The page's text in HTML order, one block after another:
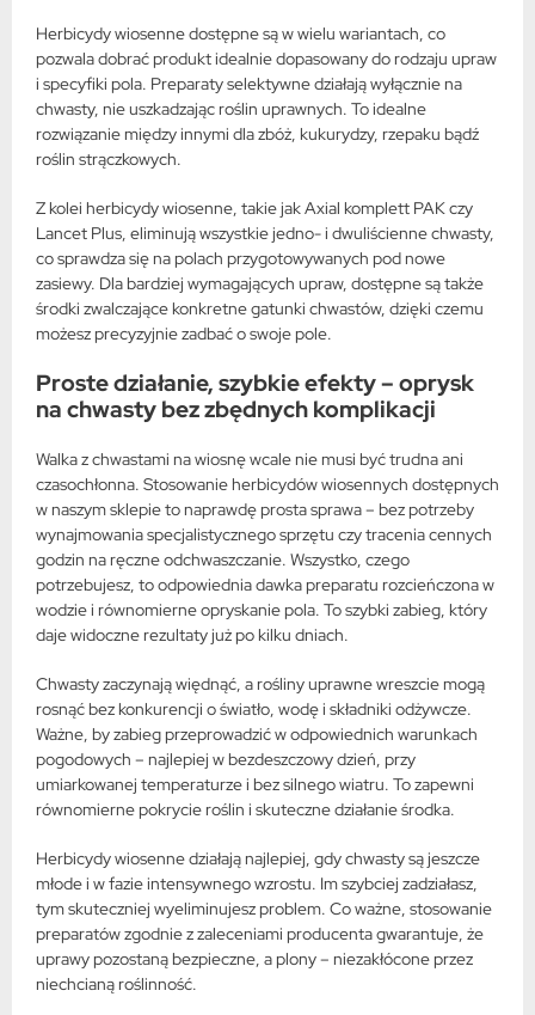
Herbicydy wiosenne dostępne są w wielu wariantach, co
pozwala dobrać produkt idealnie dopasowany do rodzaju upraw
i specyfiki pola. Preparaty selektywne działają wyłącznie na
chwasty, nie uszkadzając roślin uprawnych. To idealne
rozwiązanie między innymi dla zbóż, kukurydzy, rzepaku bądź
roślin strączkowych.
Z kolei herbicydy wiosenne, takie jak Axial komplett PAK czy
Lancet Plus, eliminują wszystkie jedno- i dwuliścienne chwasty,
co sprawdza się na polach przygotowywanych pod nowe
zasiewy. Dla bardziej wymagających upraw, dostępne są także
środki zwalczające konkretne gatunki chwastów, dzięki czemu
możesz precyzyjnie zadbać o swoje pole.
Proste działanie, szybkie efekty – oprysk
na chwasty bez zbędnych komplikacji
Walka z chwastami na wiosnę wcale nie musi być trudna ani
czasochłonna. Stosowanie herbicydów wiosennych dostępnych
w naszym sklepie to naprawdę prosta sprawa – bez potrzeby
wynajmowania specjalistycznego sprzętu czy tracenia cennych
godzin na ręczne odchwaszczanie. Wszystko, czego
potrzebujesz, to odpowiednia dawka preparatu rozcieńczona w
wodzie i równomierne opryskanie pola. To szybki zabieg, który
daje widoczne rezultaty już po kilku dniach.
Chwasty zaczynają więdnąć, a rośliny uprawne wreszcie mogą
rosnąć bez konkurencji o światło, wodę i składniki odżywcze.
Ważne, by zabieg przeprowadzić w odpowiednich warunkach
pogodowych – najlepiej w bezdeszczowy dzień, przy
umiarkowanej temperaturze i bez silnego wiatru. To zapewni
równomierne pokrycie roślin i skuteczne działanie środka.
Herbicydy wiosenne działają najlepiej, gdy chwasty są jeszcze
młode i w fazie intensywnego wzrostu. Im szybciej zadziałasz,
tym skuteczniej wyeliminujesz problem. Co ważne, stosowanie
preparatów zgodnie z zaleceniami producenta gwarantuje, że
uprawy pozostaną bezpieczne, a plony – niezakłócone przez
niechcianą roślinność.